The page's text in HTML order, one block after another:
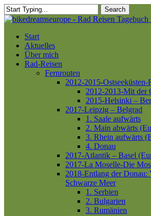
Skip
to
content
Search
Close
Menu
Start
Aktuelles
Über mich
Rad-Reisen
Fernrouten
2012-2015-
2012-2013-Mit der
2015-Helsinki –
2017-Leipzig – Belgrad
1. Saale aufwärts
2. Main abwärts
3. Rhein aufwärts
4. Donau
2017-Atlantik – Basel
2017-La Moselle-Die
2018-Entlang der Donau:
Schwarze Meer
1. Serbien
2. Bulgarien
3. Rumänien